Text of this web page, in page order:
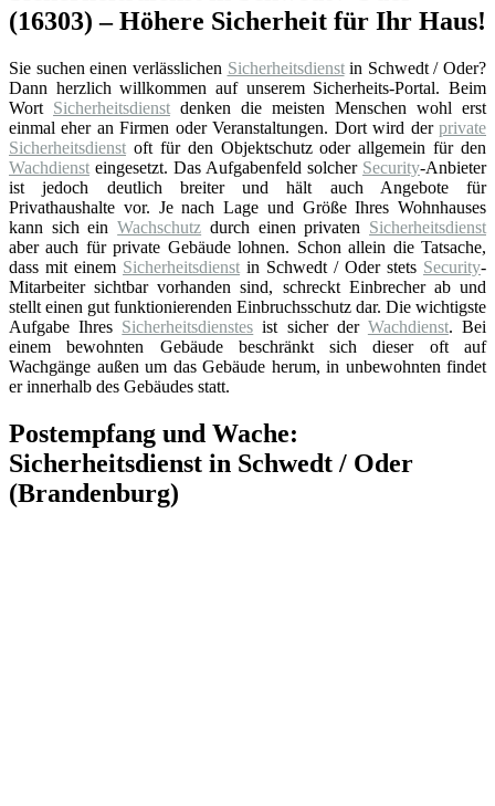
(16303) – Höhere Sicherheit für Ihr Haus!
Sie suchen einen verlässlichen Sicherheitsdienstin Schwedt / Oder?
Dann herzlich willkommen auf unserem Sicherheits-Portal. Beim
Wort Sicherheitsdienst denken die meisten Menschen wohl erst
einmal eher an Firmen oder Veranstaltungen. Dort wird der private
Sicherheitsdienst oft für den Objektschutz oder allgemein für den
Wachdienst eingesetzt. Das Aufgabenfeld solcher Security-Anbieter
ist jedoch deutlich breiter und hält auch Angebote für
Privathaushalte vor. Je nach Lage und Größe Ihres Wohnhauses
kann sich einWachschutz durch einen privaten Sicherheitsdienst
aber auch für private Gebäude lohnen. Schon allein die Tatsache,
dass mit einem Sicherheitsdienst in Schwedt / Oder stets Security-
Mitarbeiter sichtbar vorhanden sind, schreckt Einbrecher ab und
stellt einen gut funktionierenden Einbruchsschutz dar. Die wichtigste
Aufgabe Ihres Sicherheitsdienstes ist sicher der Wachdienst. Bei
einem bewohnten Gebäude beschränkt sich dieser oft auf
Wachgänge außen um das Gebäude herum, in unbewohnten findet
er innerhalb des Gebäudes statt.
Postempfang und Wache:
Sicherheitsdienst in Schwedt / Oder
(Brandenburg)